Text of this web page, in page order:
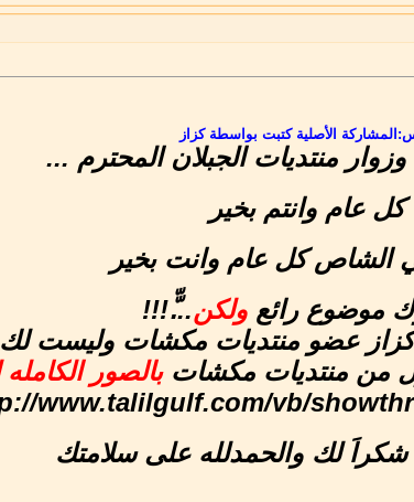
المشاركة الأصلية كتبت بواسطة كزاز
منتديات الجبلان المحترم ...
كل عام وانتم بخير
الشاص كل عام وانت بخير
موضوع رائعولكن...ّّ!!!
كزاز عضو منتديات مكشات وليست لك
من منتديات مكشاتبالصور
www.talilgulf.com/vb/
لك والحمدلله على سلامتك